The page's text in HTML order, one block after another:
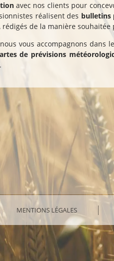
avec nos clients pour
réalisent des bulletins
de la manière souhaitée
vous accompagnons dans
de prévisions
.
MENTIONS LÉGALES